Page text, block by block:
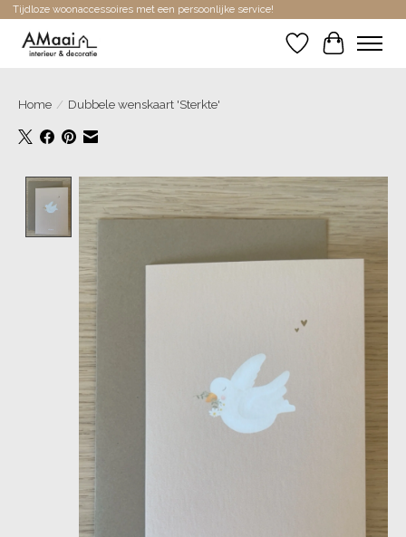
Tijdloze woonaccessoires met een persoonlijke service!
Verlanglijst
Home / Dubbele wenskaart 'Sterkte'
Product image slideshow Items